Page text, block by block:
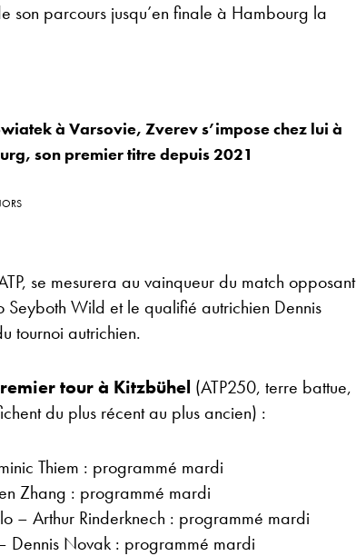
son parcours jusqu’en finale à Hambourg la
à Varsovie, Zverev s’impose chez lui à
son premier titre depuis 2021
se mesurera au vainqueur du match opposant
Wild et le qualifié autrichien Dennis
tournoi autrichien.
tour à Kitzbühel (ATP250, terre battue,
du plus récent au plus ancien) :
Thiem : programmé mardi
Zhang : programmé mardi
– Arthur Rinderknech : programmé mardi
Dennis Novak : programmé mardi